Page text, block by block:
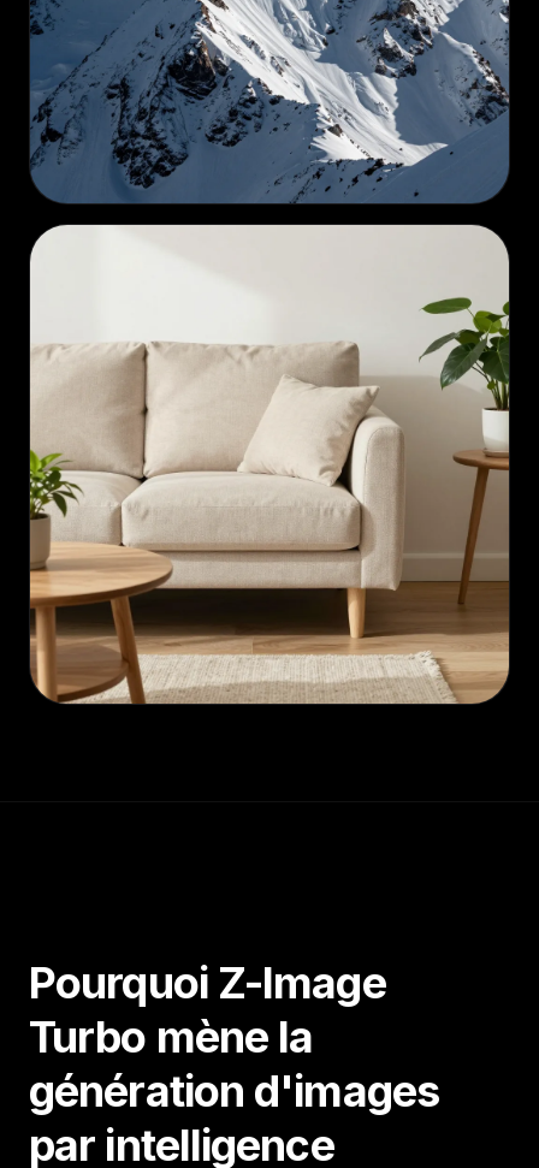
Pourquoi Z-Image
Turbo mène la
génération d'images
par intelligence